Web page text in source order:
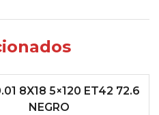
8X18 5×120 ET42 72.6
NEGRO